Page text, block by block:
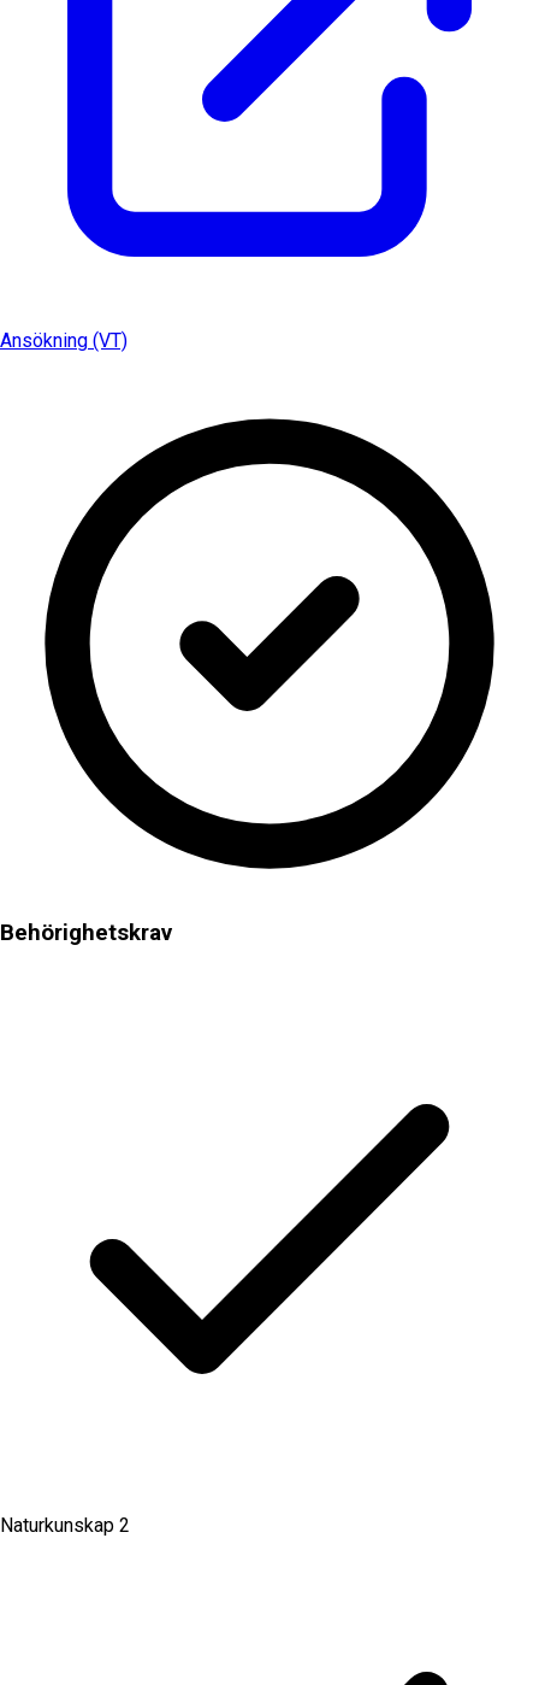
Ansökning (VT)
Behörighetskrav
Naturkunskap 2